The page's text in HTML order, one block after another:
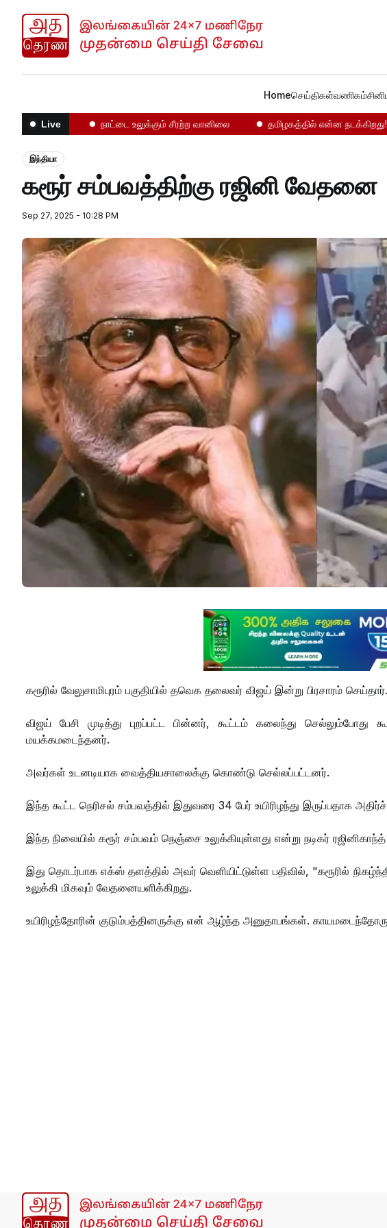
Homeசெய்திகள்வணிகம்
Live நாட்டை உலுக்கும் சீரற்ற வானிலை தமிழகத்தில் என்ன நடக்கிறது!
இந்தியா
கரூர் சம்பவத்திற்கு ரஜினி வேதனை
Sep 27, 2025 - 10:28 PM
கரூரில் வேலுசாமிபுரம் பகுதியில் தவெக தலைவர் விஜய் இன்று பிரசாரம் செய்தார்.
விஜய் பேசி முடித்து புறப்பட்ட பின்னர், கூட்டம் கலைந்து செல்லும்போது
மயக்கமடைந்தனர்.
அவர்கள் உடனடியாக வைத்தியசாலைக்கு கொண்டு செல்லப்பட்டனர்.
இந்த கூட்ட நெரிசல் சம்பவத்தில் இதுவரை 34 பேர் உயிரிழந்து இருப்பதாக
இந்த நிலையில் கரூர் சம்பவம் நெஞ்சை உலுக்கியுள்ளது என்று நடிகர்
இது தொடர்பாக எக்ஸ் தளத்தில் அவர் வெளியிட்டுள்ள பதிவில், "கரூரில்
உலுக்கி மிகவும் வேதனையளிக்கிறது.
உயிரிழந்தோரின் குடும்பத்தினருக்கு என் ஆழ்ந்த அனுதாபங்கள்.